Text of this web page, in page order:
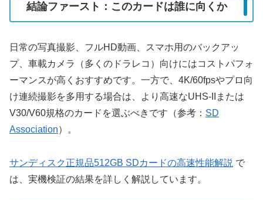
結論ファースト：このカードは誰に向くか
日常の写真撮影、フルHD動画、スマホ用のバックアッ
プ、車載カメラ（多くのドラレコ）向けにはコストパフォ
ーマンスが高くおすすめです。一方で、4K/60fpsやプロ向
け連続撮影を多用する場合は、より高速なUHS-IIまたは
V30/V60規格のカードを選ぶべきです（参考： SD
Association）。
サンディスク正規品512GB SDカードの高速性能解説 で
は、実機検証の結果を詳しく解説しています。